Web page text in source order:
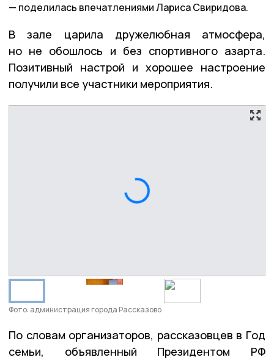
поделилась впечатлениями Лариса Свиридова.
В зале царила дружелюбная атмосфера,
но не обошлось и без спортивного азарта.
Позитивный настрой и хорошее настроение
получили все участники мероприятия.
Фото: администрация города Рассказово
По словам организаторов, рассказовцев в Год
семьи, объявленный Президентом РФ